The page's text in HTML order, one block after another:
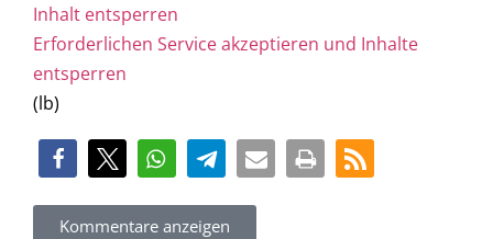
Inhalt entsperren
Erforderlichen Service akzeptieren und Inhalte
entsperren
(lb)
Kommentare anzeigen